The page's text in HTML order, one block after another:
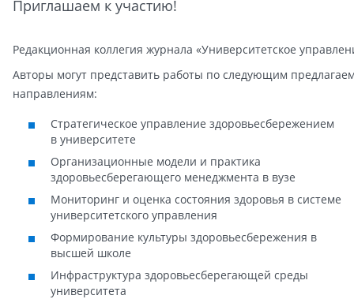
Приглашаем к участию!
Редакционная коллегия журнала «Университетское
Авторы могут представить работы по следующим
направлениям:
Стратегическое управление здоровьесбережением
в университете
Организационные модели и практика
здоровьесберегающего менеджмента в вузе
Мониторинг и оценка состояния здоровья в системе
университетского управления
Формирование культуры здоровьесбережения в
высшей школе
Инфраструктура здоровьесберегающей среды
университета